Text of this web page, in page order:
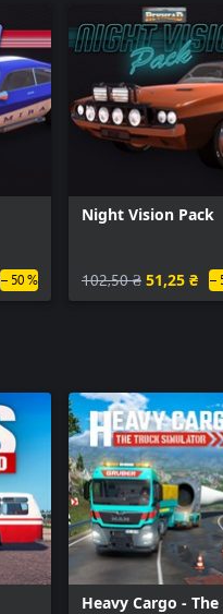
– 50 %
Night Vision Pack
102,50 ₴ 51,25 ₴ –
Heavy Cargo - The